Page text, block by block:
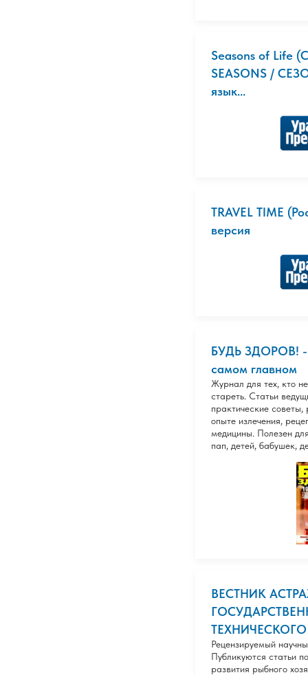
Seasons of Life
SEASONS /
язык...
TRAVEL TIME
версия
БУДЬ ЗДОРОВ! -
самом главном
Журнал для тех, кто
стареть. Статьи
практические
опыте излечения,
медицины. Полезен
пап, детей, бабушек,
ВЕСТНИК
ТЕХНИЧЕСКОГО
Рецензируемый
Публикуются статьи
развития рыбного